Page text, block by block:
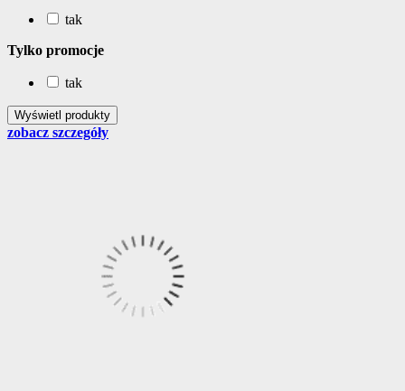
tak
Tylko promocje
tak
zobacz szczegóły